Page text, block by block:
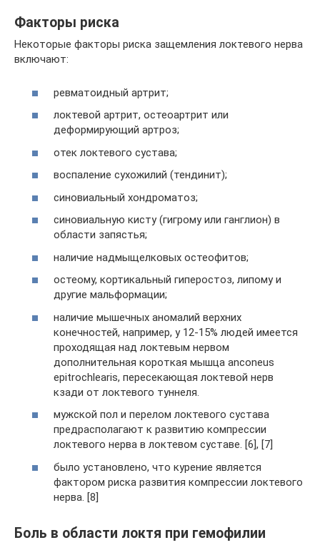
Факторы риска
Некоторые факторы риска защемления локтевого нерва
включают:
ревматоидный артрит;
локтевой артрит, остеоартрит или
деформирующий артроз;
отек локтевого сустава;
воспаление сухожилий (тендинит);
синовиальный хондроматоз;
синовиальную кисту (гигрому или ганглион) в
области запястья;
наличие надмыщелковых остеофитов;
остеому, кортикальный гиперостоз, липому и
другие мальформации;
наличие мышечных аномалий верхних
конечностей, например, у 12-15% людей имеется
проходящая над локтевым нервом
дополнительная короткая мышца anconeus
epitrochlearis, пересекающая локтевой нерв
кзади от локтевого туннеля.
мужской пол и перелом локтевого сустава
предрасполагают к развитию компрессии
локтевого нерва в локтевом суставе. [6], [7]
было установлено, что курение является
фактором риска развития компрессии локтевого
нерва. [8]
Боль в области локтя при гемофилии